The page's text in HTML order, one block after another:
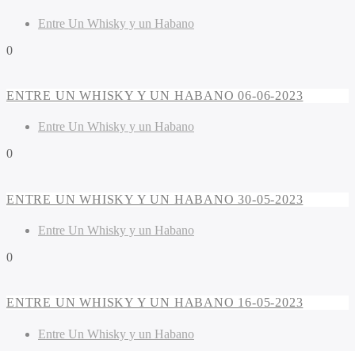
Entre Un Whisky y un Habano
0
ENTRE UN WHISKY Y UN HABANO 06-06-2023
Entre Un Whisky y un Habano
0
ENTRE UN WHISKY Y UN HABANO 30-05-2023
Entre Un Whisky y un Habano
0
ENTRE UN WHISKY Y UN HABANO 16-05-2023
Entre Un Whisky y un Habano